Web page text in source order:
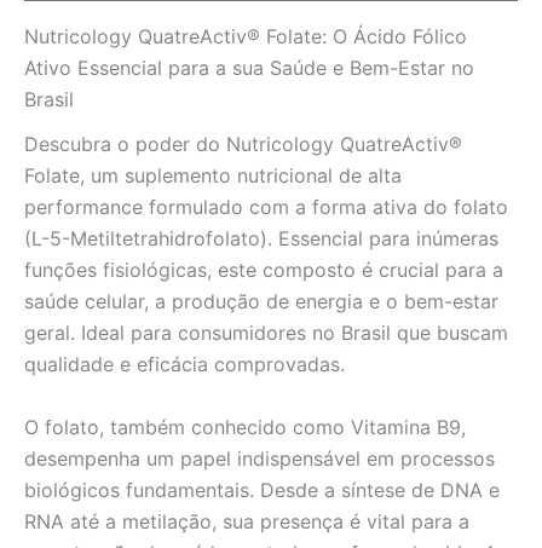
Nutricology QuatreActiv® Folate: O Ácido Fólico
Ativo Essencial para a sua Saúde e Bem-Estar no
Brasil
Descubra o poder do Nutricology QuatreActiv®
Folate, um suplemento nutricional de alta
performance formulado com a forma ativa do folato
(L-5-Metiltetrahidrofolato). Essencial para inúmeras
funções fisiológicas, este composto é crucial para a
saúde celular, a produção de energia e o bem-estar
geral. Ideal para consumidores no Brasil que buscam
qualidade e eficácia comprovadas.
O folato, também conhecido como Vitamina B9,
desempenha um papel indispensável em processos
biológicos fundamentais. Desde a síntese de DNA e
RNA até a metilação, sua presença é vital para a